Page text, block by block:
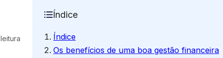
Índice
Índice
Os benefícios de uma boa gestão financeira